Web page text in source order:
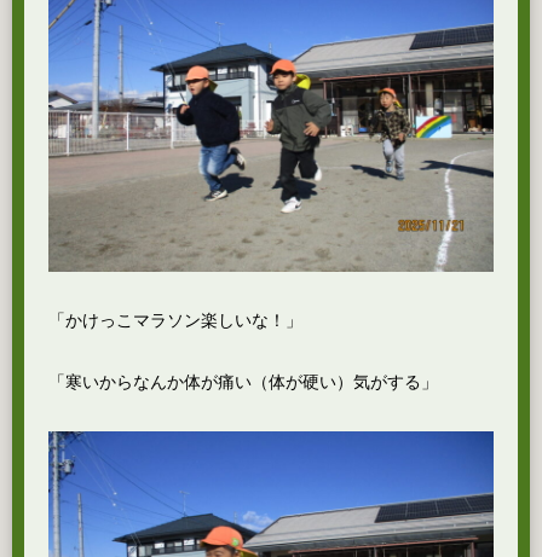
「かけっこマラソン楽しいな！」
「寒いからなんか体が痛い（体が硬い）気がする」